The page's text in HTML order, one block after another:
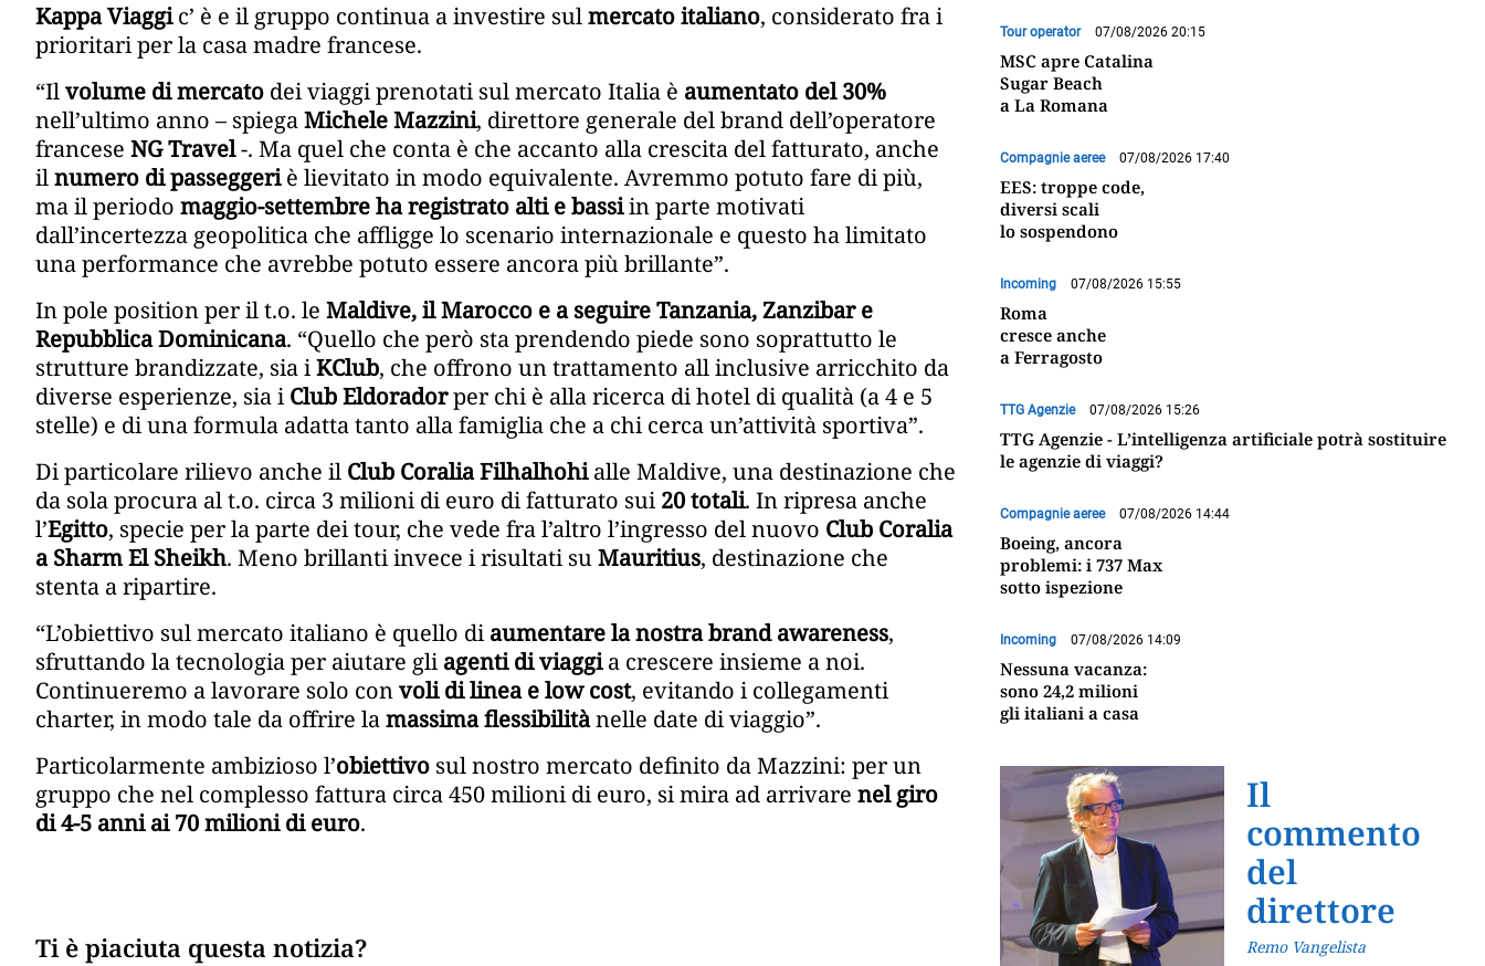
Kappa Viaggic’ è e il gruppo continua a investire sulmercato italiano, considerato fra i
prioritari per la casa madre francese.
“Ilvolume di mercato dei viaggi prenotati sul mercato Italia è aumentato del 30%
nell’ultimo anno – spiegaMichele Mazzini, direttore generale del brand dell’operatore
francese NG Travel-. Ma quel che conta è che accanto alla crescita del fatturato, anche
ilnumero di passeggeriè lievitato in modo equivalente. Avremmo potuto fare di più,
ma il periodo maggio-settembre ha registrato alti e bassiin parte motivati
dall’incertezza geopolitica che affligge lo scenario internazionale e questo ha limitato
una performance che avrebbe potuto essere ancora più brillante”.
In pole position per il t.o. le Maldive, il Marocco e a seguire Tanzania, Zanzibar e
Repubblica Dominicana. “Quello che però sta prendendo piede sono soprattutto le
strutture brandizzate, sia iKClub, che offrono un trattamento all inclusive arricchito da
diverse esperienze, sia iClub Eldoradorper chi è alla ricerca di hotel di qualità (a 4 e 5
stelle) e di una formula adatta tanto alla famiglia che a chi cerca un’attività sportiva”.
Di particolare rilievo anche il Club Coralia Filhalhohialle Maldive, una destinazione che
da sola procura al t.o. circa 3 milioni di euro di fatturato sui20 totali. In ripresa anche
l’Egitto, specie per la parte dei tour, che vede fra l’altro l’ingresso del nuovo Club Coralia
a Sharm El Sheikh. Meno brillanti invece i risultati suMauritius, destinazione che
stenta a ripartire.
“L’obiettivo sul mercato italiano è quello diaumentare la nostra brand awareness,
sfruttando la tecnologia per aiutare gliagenti di viaggia crescere insieme a noi.
Continueremo a lavorare solo convoli di linea e low cost, evitando i collegamenti
charter, in modo tale da offrire lamassima flessibilitànelle date di viaggio”.
Particolarmente ambizioso l’obiettivo sul nostro mercato definito da Mazzini: per un
gruppo che nel complesso fattura circa 450 milioni di euro, si mira ad arrivare nel giro
di 4-5 anni ai 70 milioni di euro.
Ti è piaciuta questa notizia?
Tour operator 07/08/2026 20:15
MSC apre Catalina
Sugar Beach
a La Romana
Compagnie aeree 07/08/2026 17:40
EES: troppe code,
diversi scali
lo sospendono
Incoming 07/08/2026 15:55
Roma
cresce anche
a Ferragosto
TTG Agenzie 07/08/2026 15:26
TTG Agenzie - L’intelligenza artificiale potrà sostituire
le agenzie di viaggi?
Compagnie aeree 07/08/2026 14:44
Boeing, ancora
problemi: i 737 Max
sotto ispezione
Incoming 07/08/2026 14:09
Nessuna vacanza:
sono 24,2 milioni
gli italiani a casa
Il
commento
del
direttore
Remo Vangelista